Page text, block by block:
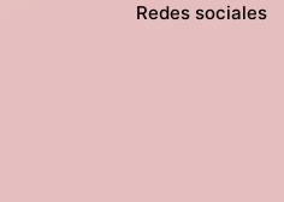
Redes sociales